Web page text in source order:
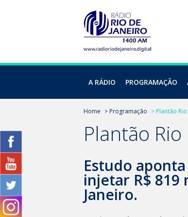
A RÁDIO PROGRAMAÇÃO
Home > Programação > Plantão
Plantão
Estudo
injetar R$ 819
Janeiro.